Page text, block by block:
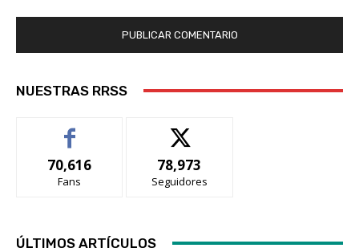
NUESTRAS RRSS
70,616
Fans
78,973
Seguidores
ÚLTIMOS ARTÍCULOS